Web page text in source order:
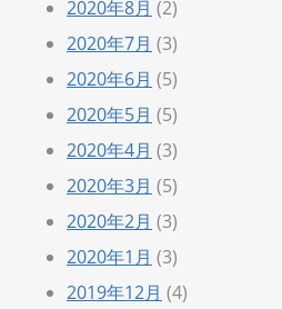
2020年8月 (2)
2020年7月 (3)
2020年6月 (5)
2020年5月 (5)
2020年4月 (3)
2020年3月 (5)
2020年2月 (3)
2020年1月 (3)
2019年12月 (4)